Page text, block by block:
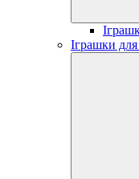
Іграшки для